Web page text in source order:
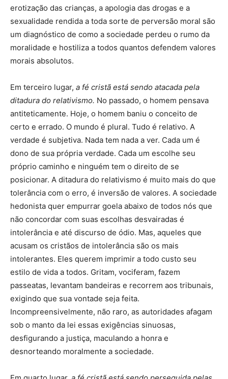
erotização das crianças, a apologia das drogas e a
sexualidade rendida a toda sorte de perversão moral são
um diagnóstico de como a sociedade perdeu o rumo da
moralidade e hostiliza a todos quantos defendem valores
morais absolutos.
Em terceiro lugar, a fé cristã está sendo atacada pela
ditadura do relativismo. No passado, o homem pensava
antiteticamente. Hoje, o homem baniu o conceito de
certo e errado. O mundo é plural. Tudo é relativo. A
verdade é subjetiva. Nada tem nada a ver. Cada um é
dono de sua própria verdade. Cada um escolhe seu
próprio caminho e ninguém tem o direito de se
posicionar. A ditadura do relativismo é muito mais do que
tolerância com o erro, é inversão de valores. A sociedade
hedonista quer empurrar goela abaixo de todos nós que
não concordar com suas escolhas desvairadas é
intolerância e até discurso de ódio. Mas, aqueles que
acusam os cristãos de intolerância são os mais
intolerantes. Eles querem imprimir a todo custo seu
estilo de vida a todos. Gritam, vociferam, fazem
passeatas, levantam bandeiras e recorrem aos tribunais,
exigindo que sua vontade seja feita.
Incompreensivelmente, não raro, as autoridades afagam
sob o manto da lei essas exigências sinuosas,
desfigurando a justiça, maculando a honra e
desnorteando moralmente a sociedade.